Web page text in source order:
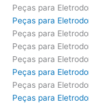
Peças para
Peças para
Peças para
Peças para
Peças para
Peças para
Peças para
Peças para